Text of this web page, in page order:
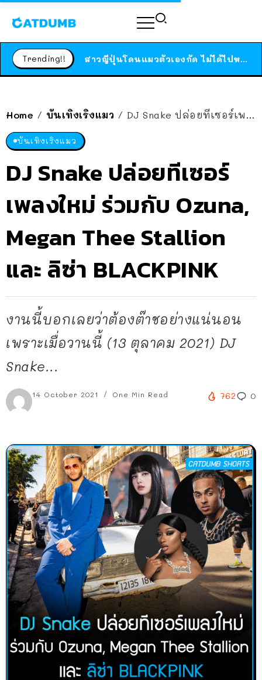
Trending!! ได้เวลาเด็กหนวดรวมตัว RF Online Next เปิดให้เล่นแล้ว เกม Sci-Fi MMORPG ระดับตำนาน เล่นได้ทั้งมือถือและ PC
Home / บันเทิงเริงแมว / DJ Snake ปล่อยทีเซอร์เพลงใหม่ ร่วมกับ Ozuna, Megan Thee Stallion และ ลิซ่า BLACKPINK
บันเทิงเริงแมว
DJ Snake ปล่อยทีเซอร์
เพลงใหม่ ร่วมกับ Ozuna,
Megan Thee Stallion
และ ลิซ่า BLACKPINK
งานนี้บอกเลยว่าต้องต๊าชอย่างแน่นอน
เพราะเมื่อวานนี้ (13 ตุลาคม 2021) DJ
Snake...
14 October 2021 One Min Read 762 0